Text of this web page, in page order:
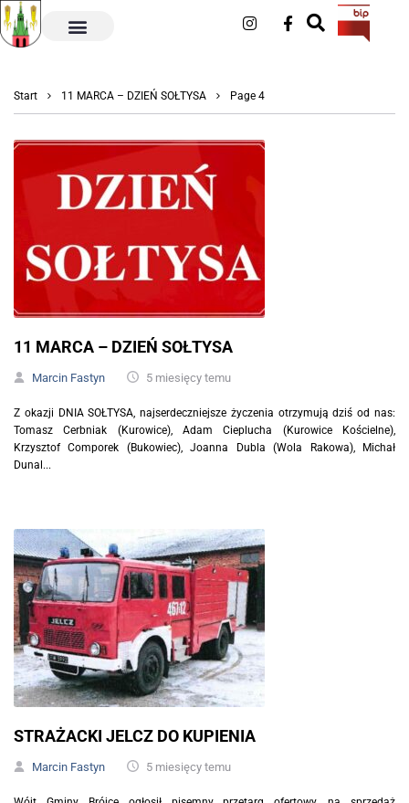
Start 11 MARCA – DZIEŃ SOŁTYSA Page 4
11 MARCA – DZIEŃ SOŁTYSA
Marcin Fastyn 5 miesięcy temu
Z okazji DNIA SOŁTYSA, najserdeczniejsze życzenia otrzymują dziś od nas:
Tomasz Cerbniak (Kurowice), Adam Cieplucha (Kurowice Kościelne),
Krzysztof Comporek (Bukowiec), Joanna Dubla (Wola Rakowa), Michał
Dunal...
STRAŻACKI JELCZ DO KUPIENIA
Marcin Fastyn 5 miesięcy temu